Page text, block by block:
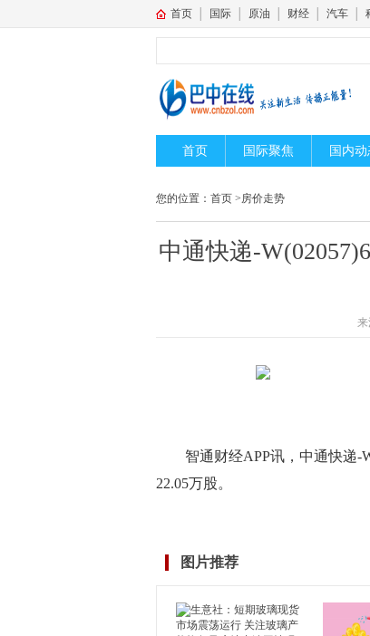
首页 国际 原油 财经 汽车
首页 国际聚焦 国内
您的位置： 首页 >房价走势
中通快递-
来
智通财经APP讯，中通快递-
22.05万股。
图片推荐